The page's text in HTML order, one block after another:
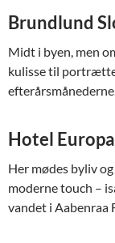
Brundlund
Midt i byen, men
kulisse til
efterårsmånederne.
Hotel
Her mødes byliv
moderne touch –
vandet i Aabenraa